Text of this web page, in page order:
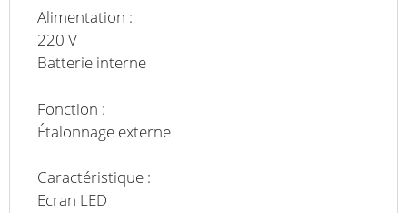
Alimentation :
220 V
Batterie interne
Fonction :
Étalonnage externe
Caractéristique :
Ecran LED